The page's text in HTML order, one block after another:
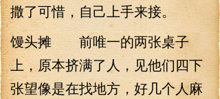
撒了可惜，自己上手来接。
馒头摊 前唯一的两张桌子
上，原本挤满了人，见他们四下
张望像是在找地方，好几个人麻